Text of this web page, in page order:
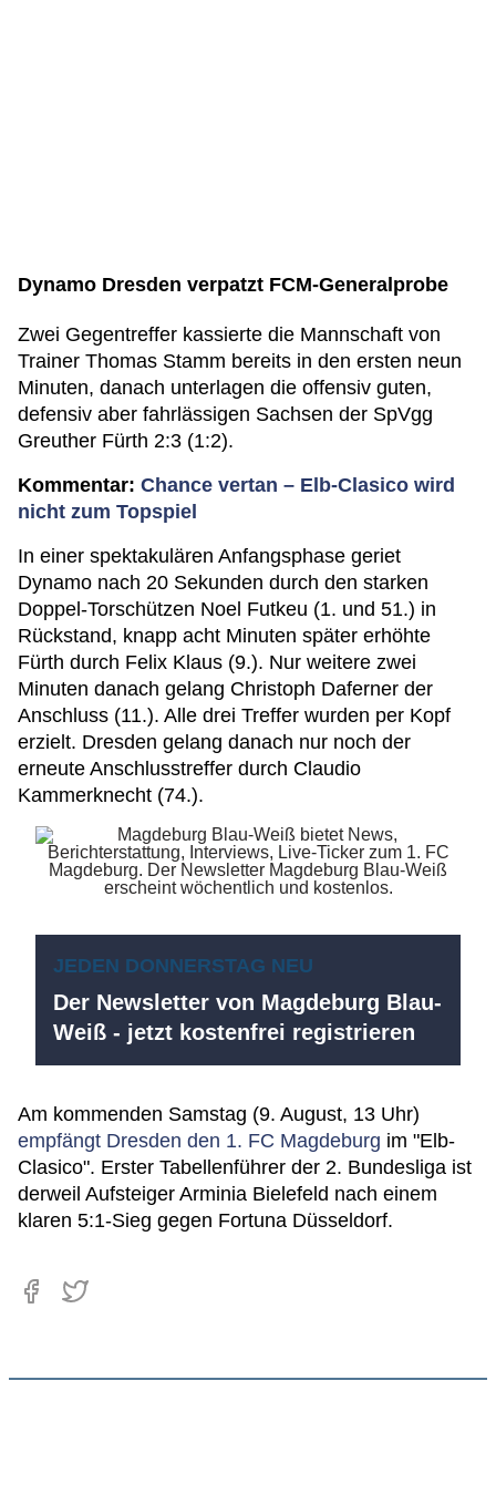
Dynamo Dresden verpatzt FCM-Generalprobe
Zwei Gegentreffer kassierte die Mannschaft von
Trainer Thomas Stamm bereits in den ersten neun
Minuten, danach unterlagen die offensiv guten,
defensiv aber fahrlässigen Sachsen der SpVgg
Greuther Fürth 2:3 (1:2).
Kommentar: Chance vertan – Elb-Clasico wird
nicht zum Topspiel
In einer spektakulären Anfangsphase geriet
Dynamo nach 20 Sekunden durch den starken
Doppel-Torschützen Noel Futkeu (1. und 51.) in
Rückstand, knapp acht Minuten später erhöhte
Fürth durch Felix Klaus (9.). Nur weitere zwei
Minuten danach gelang Christoph Daferner der
Anschluss (11.). Alle drei Treffer wurden per Kopf
erzielt. Dresden gelang danach nur noch der
erneute Anschlusstreffer durch Claudio
Kammerknecht (74.).
JEDEN DONNERSTAG NEU
Der Newsletter von Magdeburg Blau-
Weiß - jetzt kostenfrei registrieren
Am kommenden Samstag (9. August, 13 Uhr)
empfängt Dresden den 1. FC Magdeburg im "Elb-
Clasico". Erster Tabellenführer der 2. Bundesliga ist
derweil Aufsteiger Arminia Bielefeld nach einem
klaren 5:1-Sieg gegen Fortuna Düsseldorf.